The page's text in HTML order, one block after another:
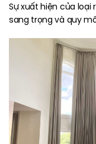
Sự xuất hiện của
sang trọng và quy